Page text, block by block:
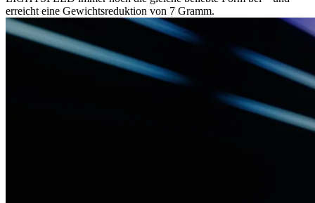
erreicht eine Gewichtsreduktion von 7 Gramm.